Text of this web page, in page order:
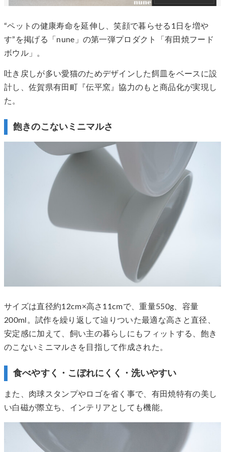
“ペットの健康寿命を延伸し、笑顔で暮らせる1日を増や
す”を掲げる「nune」の第一弾プロダクト「有田焼フード
ボウル」。
吐き戻しが多い愛猫のためデザインした餌皿をベースに設
計し、佐賀県有田町『伝平窯』協力のもと商品化が実現し
た。
飽きのこないミニマルさ
サイズは直径約12cm×高さ11cmで、重量550g、容量
200ml。試作を繰り返して辿りついた最適な高さと直径、
安定感に加えて、飼い主の暮らしにもフィットする、飽き
のこないミニマルさを目指して作成された。
食べやすく・こぼれにくく・洗いやすい
また、肉球スタンプやロゴを省く事で、有田焼特有の美し
い白磁が際立ち、インテリアとしても機能。